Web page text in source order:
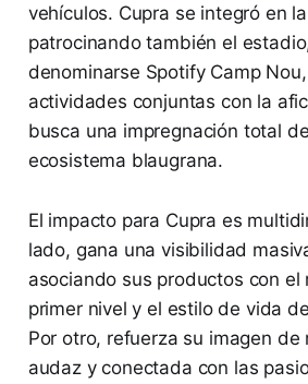
vehículos. Cupra se integró en
patrocinando también el
denominarse Spotify Camp
actividades conjuntas con la
busca una impregnación total
ecosistema blaugrana.
El impacto para Cupra es
lado, gana una visibilidad
asociando sus productos con el
primer nivel y el estilo de vida
Por otro, refuerza su imagen de
audaz y conectada con las